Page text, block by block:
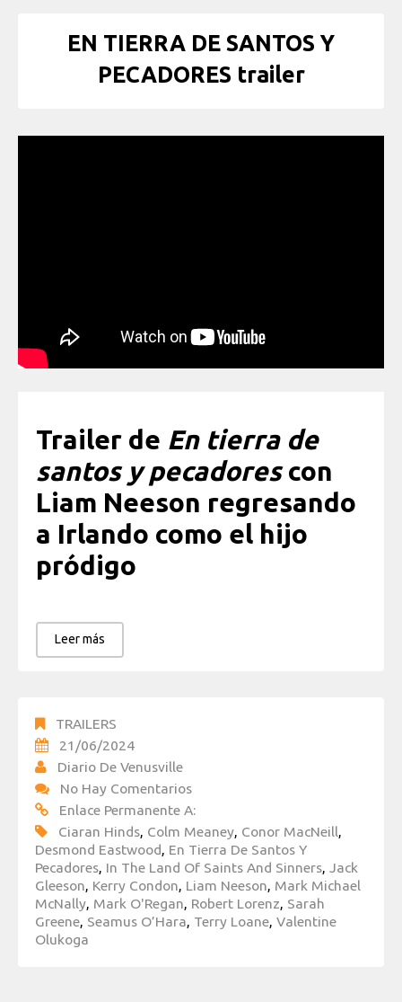
EN TIERRA DE SANTOS Y
PECADORES trailer
Trailer de En tierra de
santos y pecadorescon
Liam Neeson regresando
a Irlando como el hijo
pródigo
Leer más
TRAILERS
21/06/2024
Diario De Venusville
No Hay Comentarios
Enlace Permanente A:
Ciaran Hinds, Colm Meaney, Conor MacNeill,
Desmond Eastwood, En Tierra De Santos Y
Pecadores, In The Land Of Saints And Sinners, Jack
Gleeson, Kerry Condon, Liam Neeson, Mark Michael
McNally, Mark O'Regan, Robert Lorenz, Sarah
Greene, Seamus O’Hara, Terry Loane, Valentine
Olukoga